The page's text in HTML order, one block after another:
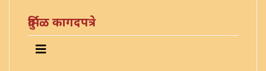
दुर्मिळ कागदपत्रे